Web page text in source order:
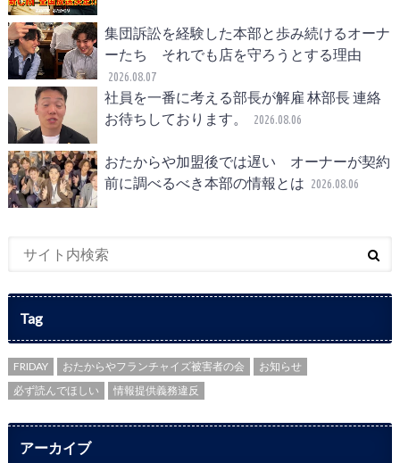
集団訴訟を経験した本部と歩み続けるオーナ
ーたち それでも店を守ろうとする理由
2026.08.07
社員を一番に考える部長が解雇 林部長 連絡
お待ちしております。
2026.08.06
おたからや加盟後では遅い オーナーが契約
前に調べるべき本部の情報とは 2026.08.06
Tag
FRIDAY おたからやフランチャイズ被害者の会
お知らせ
必ず読んでほしい
情報提供義務違反
アーカイブ